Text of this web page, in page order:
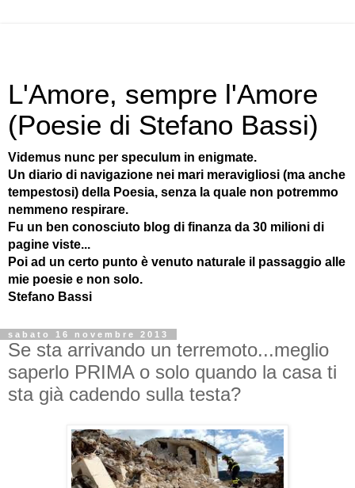
L'Amore, sempre l'Amore
(Poesie di Stefano Bassi)
Videmus nunc per speculum in enigmate.
Un diario di navigazione nei mari meravigliosi (ma anche
tempestosi) della Poesia, senza la quale non potremmo
nemmeno respirare.
Fu un ben conosciuto blog di finanza da 30 milioni di
pagine viste...
Poi ad un certo punto è venuto naturale il passaggio alle
mie poesie e non solo.
Stefano Bassi
sabato 16 novembre 2013
Se sta arrivando un terremoto...meglio
saperlo PRIMA o solo quando la casa ti
sta già cadendo sulla testa?